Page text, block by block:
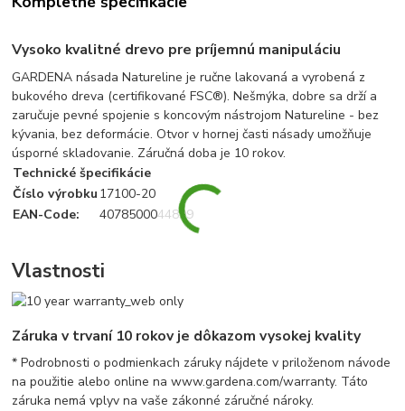
Vysoko kvalitné drevo pre príjemnú manipuláciu
GARDENA násada Natureline je ručne lakovaná a vyrobená z
bukového dreva (certifikované FSC®). Nešmýka, dobre sa drží a
zaručuje pevné spojenie s koncovým nástrojom Natureline - bez
kývania, bez deformácie. Otvor v hornej časti násady umožňuje
úsporné skladovanie. Záručná doba je 10 rokov.
Technické špecifikácie
Číslo výrobku 17100-20
EAN-Code:
4078500044899
Vlastnosti
Záruka v trvaní 10 rokov je dôkazom vysokej kvality
* Podrobnosti o podmienkach záruky nájdete v priloženom návode
na použitie alebo online na www.gardena.com/warranty. Táto
záruka nemá vplyv na vaše zákonné záručné nároky.